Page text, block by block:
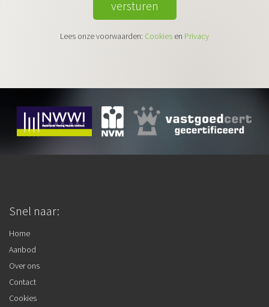
versturen
Lees onze voorwaarden: Cookies en Privacy
Snel naar:
Home
Aanbod
Over ons
Contact
Cookies